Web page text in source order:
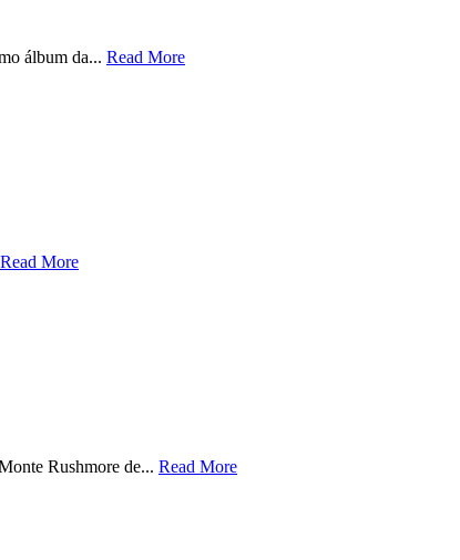
álbum da... Read More
Read More
Rushmore de... Read More